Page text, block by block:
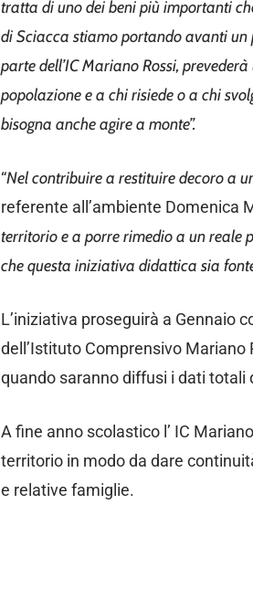
tratta di uno dei beni più importanti
di Sciacca stiamo portando avanti
parte dell’IC Mariano Rossi,
popolazione e a chi risiede o a chi
bisogna anche agire a monte”.
“Nel contribuire a restituire decoro a
referente all’ambiente Domenica
territorio e a porre rimedio a un reale
che questa iniziativa didattica sia
L’iniziativa proseguirà a Gennaio
dell’Istituto Comprensivo
quando saranno diffusi i dati totali
A fine anno scolastico l’ IC
territorio in modo da dare
e relative famiglie.